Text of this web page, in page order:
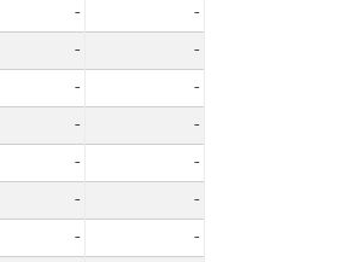
-
-
-
-
-
-
-
-
-
-
-
-
-
-